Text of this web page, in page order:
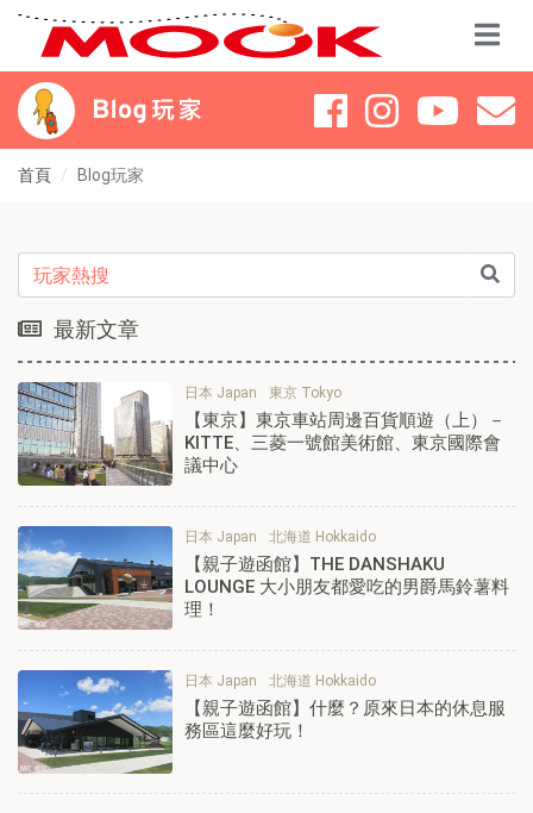
首頁 Blog玩家
最新文章
日本 Japan 東京 Tokyo
【東京】東京車站周邊百貨順遊（上）－
KITTE、三菱一號館美術館、東京國際會
議中心
日本 Japan 北海道 Hokkaido
【親子遊函館】THE DANSHAKU
LOUNGE 大小朋友都愛吃的男爵馬鈴薯料
理！
日本 Japan 北海道 Hokkaido
【親子遊函館】什麼？原來日本的休息服
務區這麼好玩！